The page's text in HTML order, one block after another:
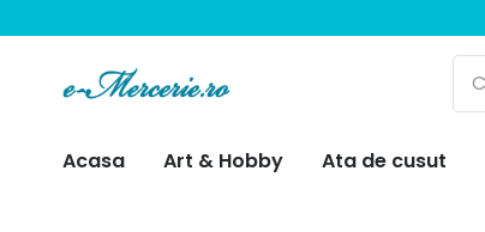
Acasa Art & Hobby Ata de cusut